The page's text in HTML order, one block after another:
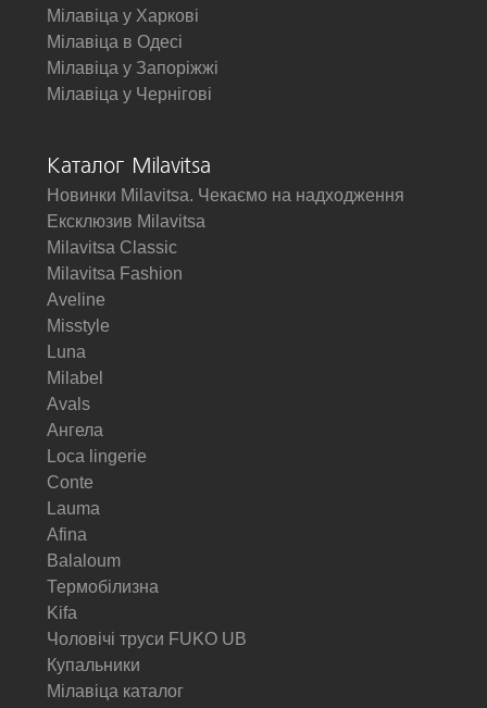
Мілавіца у Харкові
Мілавіца в Одесі
Мілавіца у Запоріжжі
Мілавіца у Чернігові
Каталог Milavitsa
Новинки Milavitsa. Чекаємо на надходження
Ексклюзив Milavitsa
Milavitsa Classic
Milavitsa Fashion
Aveline
Misstyle
Luna
Milabel
Avals
Ангела
Loca lingerie
Conte
Lauma
Afina
Balaloum
Термобілизна
Kifa
Чоловічі труси FUKO UB
Купальники
Мілавіца каталог